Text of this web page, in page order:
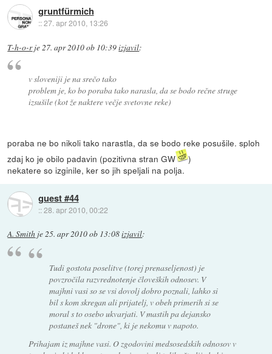
gruntfürmich
::27. apr 2010, 13:26
T-h-o-rje27. apr 2010 ob 10:39izjavil:
v sloveniji je na srečo tako
problem je, ko bo poraba tako narasla, da se bodo rečne struge
izsušile (kot že naktere večje svetovne reke)
poraba ne bo nikoli tako narastla, da se bodo reke posušile. sploh
zdaj ko je obilo padavin (pozitivna stran GW
)
nekatere so izginile, ker so jih speljali na polja.
guest #44
::28. apr 2010, 00:22
A. Smith je25. apr 2010 ob 13:08izjavil:
Tudi gostota poselitve (torej prenaseljenost) je
povzročila razvrednotenje človeških odnosev. V
majhni vasi so se vsi dovolj dobro poznali, lahko si
bil s kom skregan ali prijatelj, v obeh primerih si se
moral s to osebo ukvarjati. V mastih pa dejansko
postaneš nek "drone", ki je nekomu v napoto.
Prihajam iz majhne vasi. O zgodovini medsosedskih odnosov v